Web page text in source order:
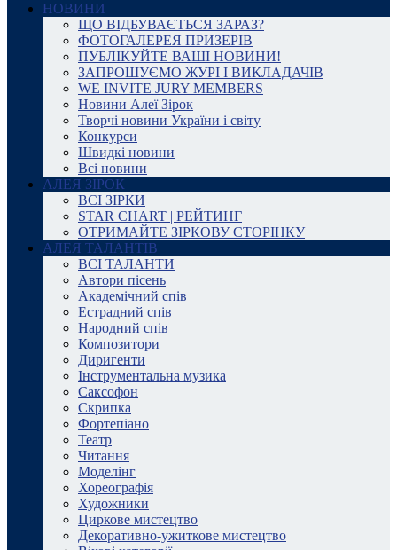
НОВИНИ
ЩО ВІДБУВАЄТЬСЯ ЗАРАЗ?
ФОТОГАЛЕРЕЯ ПРИЗЕРІВ
ПУБЛІКУЙТЕ ВАШІ НОВИНИ!
ЗАПРОШУЄМО ЖУРІ І ВИКЛАДАЧІВ
WE INVITE JURY MEMBERS
Новини Алеї Зірок
Творчі новини України і світу
Конкурси
Швидкі новини
Всі новини
АЛЕЯ ЗІРОК
ВСІ ЗІРКИ
STAR CHART | РЕЙТИНГ
ОТРИМАЙТЕ ЗІРКОВУ СТОРІНКУ
АЛЕЯ ТАЛАНТІВ
ВСІ ТАЛАНТИ
Автори пісень
Академічний спів
Естрадний спів
Народний спів
Композитори
Диригенти
Інструментальна музика
Саксофон
Скрипка
Фортепіано
Театр
Читання
Моделінг
Хореографія
Художники
Циркове мистецтво
Декоративно-ужиткове мистецтво